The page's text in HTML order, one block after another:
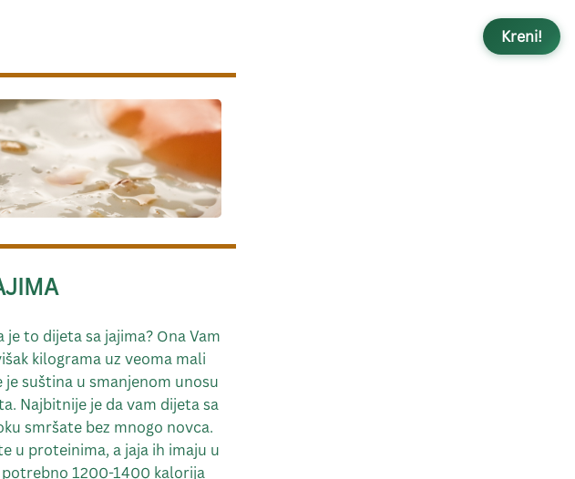
Kreni!
to dijeta sa jajima? Ona Vam
kilograma uz veoma mali
suština u smanjenom unosu
Najbitnije je da vam dijeta sa
smršate bez mnogo novca.
u proteinima, a jaja ih imaju u
1200-1400 kalorija